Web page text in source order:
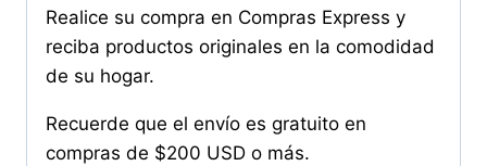
Realice su compra en Compras Express y
reciba productos originales en la comodidad
de su hogar.
Recuerde que el envío es gratuito en
compras de $200 USD o más.